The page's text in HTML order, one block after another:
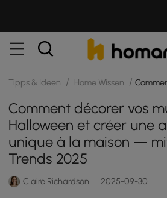
Tipps & Ideen / Home Wissen /
Comment décorer vos
Halloween et créer une
unique à la maison —
Trends 2025
Claire Richardson 2025-09-30